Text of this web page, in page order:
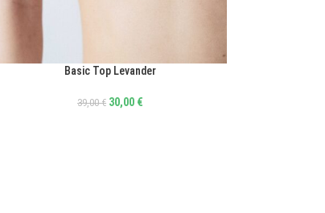
Basic Top Levander
39,00€ 30,00 €